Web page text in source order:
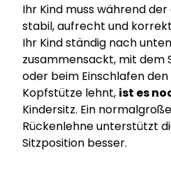
Ihr Kind muss während
stabil, aufrecht und
Ihr Kind ständig nach
zusammensackt, mit dem
oder beim Einschlafen
Kopfstütze lehnt, ist es
Kindersitz. Ein
Rückenlehne unterstützt
Sitzposition besser.